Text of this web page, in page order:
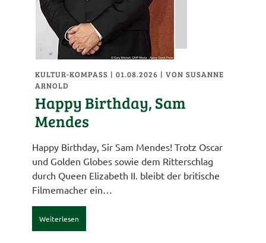
KULTUR-KOMPASS | 01.08.2026 |VON SUSANNE
ARNOLD
Happy Birthday, Sam
Mendes
Happy Birthday, Sir Sam Mendes! Trotz Oscar
und Golden Globes sowie dem Ritterschlag
durch Queen Elizabeth II. bleibt der britische
Filmemacher ein…
Weiterlesen